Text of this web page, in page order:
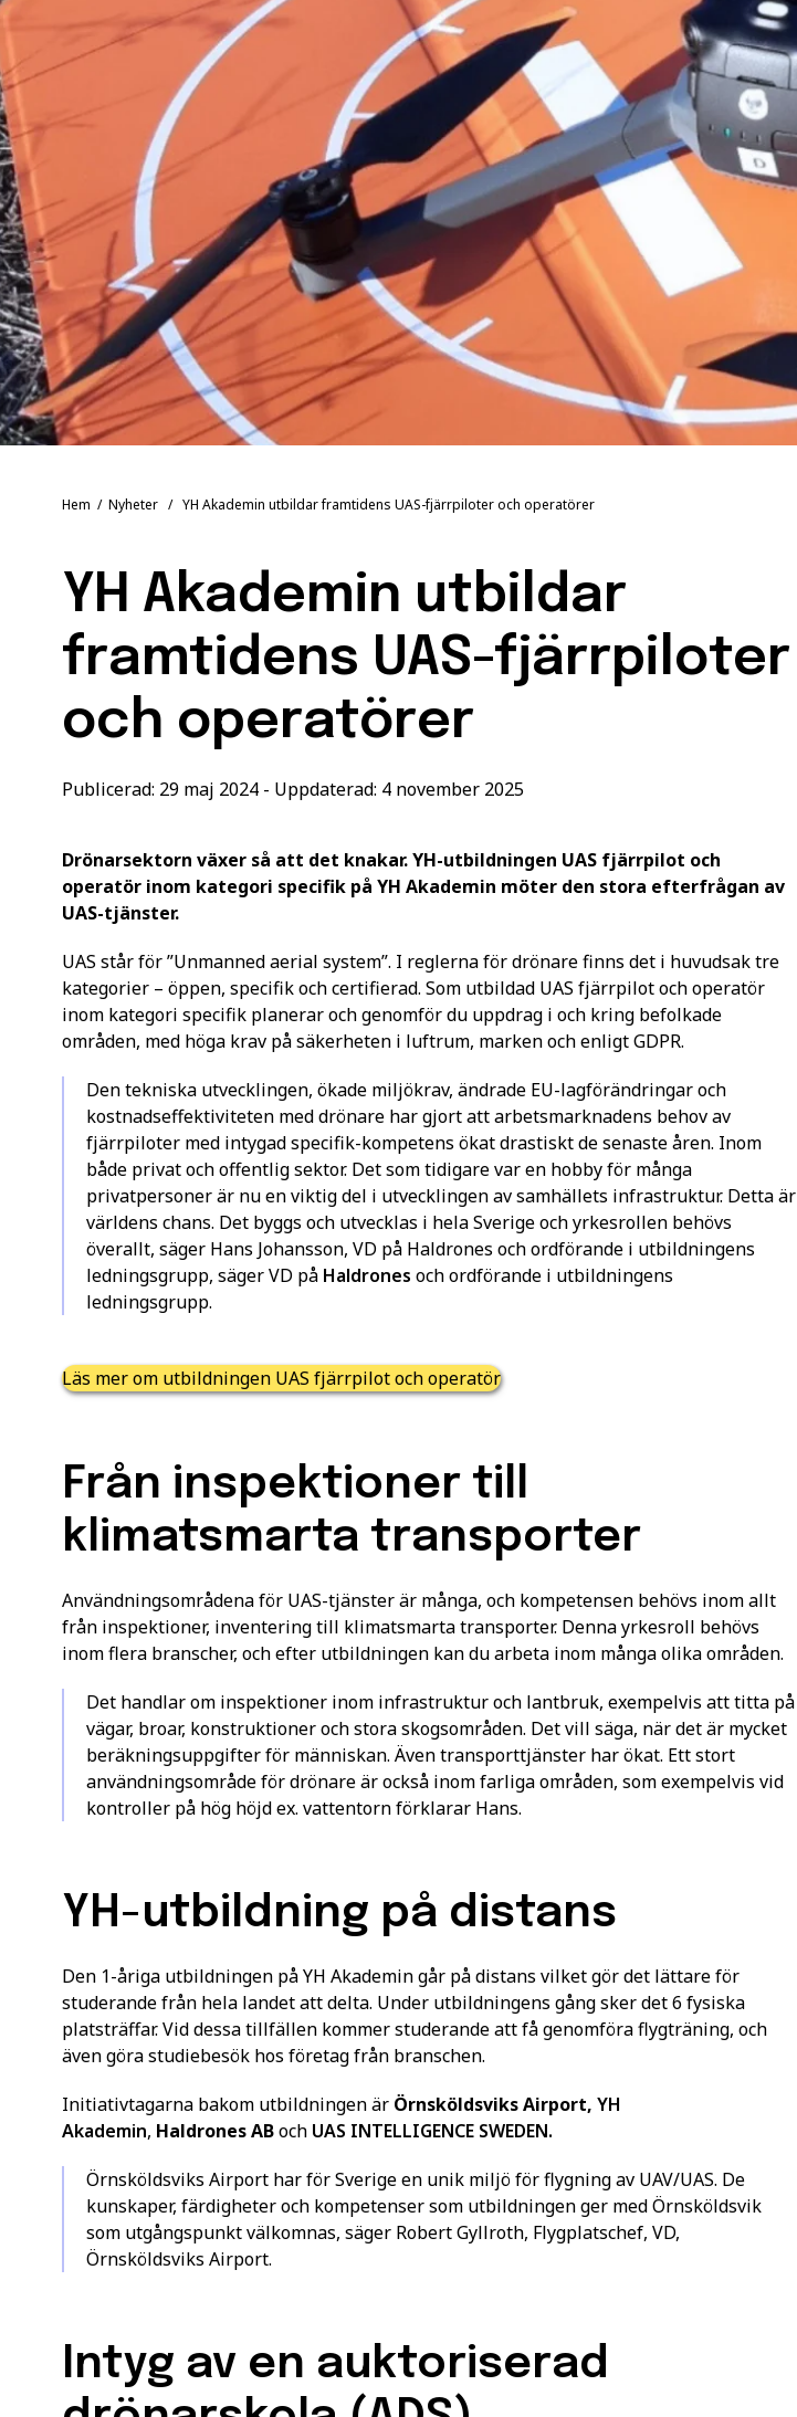
Hem / Nyheter / YH Akademin utbildar framtidens UAS-fjärrpiloter och operatörer
YH Akademin utbildar
framtidens UAS-fjärrpiloter
och operatörer
Publicerad: 29 maj 2024 - Uppdaterad: 4 november 2025
Drönarsektorn växer så att det knakar. YH-utbildningen UAS fjärrpilot och
operatör inom kategori specifik på YH Akademin möter den stora efterfrågan av
UAS-tjänster.
UAS står för ”Unmanned aerial system”. I reglerna för drönare finns det i huvudsak tre
kategorier – öppen, specifik och certifierad. Som utbildad UAS fjärrpilot och operatör
inom kategori specifik planerar och genomför du uppdrag i och kring befolkade
områden, med höga krav på säkerheten i luftrum, marken och enligt GDPR.
Den tekniska utvecklingen, ökade miljökrav, ändrade EU-lagförändringar och
kostnadseffektiviteten med drönare har gjort att arbetsmarknadens behov av
fjärrpiloter med intygad specifik-kompetens ökat drastiskt de senaste åren. Inom
både privat och offentlig sektor. Det som tidigare var en hobby för många
privatpersoner är nu en viktig del i utvecklingen av samhällets infrastruktur. Detta är
världens chans. Det byggs och utvecklas i hela Sverige och yrkesrollen behövs
överallt, säger Hans Johansson, VD på Haldrones och ordförande i utbildningens
ledningsgrupp, säger VD på Haldrones och ordförande i utbildningens
ledningsgrupp.
Läs mer om utbildningen UAS fjärrpilot och operatör
Från inspektioner till
klimatsmarta transporter
Användningsområdena för UAS-tjänster är många, och kompetensen behövs inom allt
från inspektioner, inventering till klimatsmarta transporter. Denna yrkesroll behövs
inom flera branscher, och efter utbildningen kan du arbeta inom många olika områden.
Det handlar om inspektioner inom infrastruktur och lantbruk, exempelvis att titta på
vägar, broar, konstruktioner och stora skogsområden. Det vill säga, när det är mycket
beräkningsuppgifter för människan. Även transporttjänster har ökat. Ett stort
användningsområde för drönare är också inom farliga områden, som exempelvis vid
kontroller på hög höjd ex. vattentorn förklarar Hans.
YH-utbildning på distans
Den 1-åriga utbildningen på YH Akademin går på distans vilket gör det lättare för
studerande från hela landet att delta. Under utbildningens gång sker det 6 fysiska
platsträffar. Vid dessa tillfällen kommer studerande att få genomföra flygträning, och
även göra studiebesök hos företag från branschen.
Initiativtagarna bakom utbildningen är Örnsköldsviks Airport, YH
Akademin, Haldrones ABoch UAS INTELLIGENCE SWEDEN.
Örnsköldsviks Airport har för Sverige en unik miljö för flygning av UAV/UAS. De
kunskaper, färdigheter och kompetenser som utbildningen ger med Örnsköldsvik
som utgångspunkt välkomnas, säger Robert Gyllroth, Flygplatschef, VD,
Örnsköldsviks Airport.
Intyg av en auktoriserad